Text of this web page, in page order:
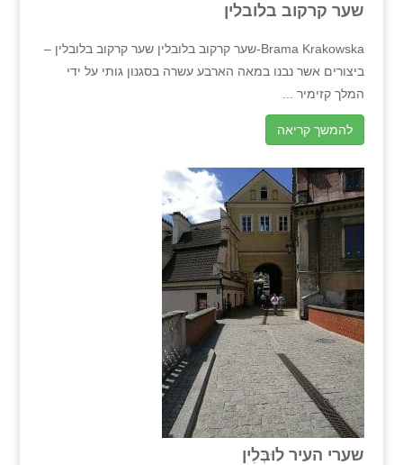
שער קרקוב בלובלין
Brama Krakowska-שער קרקוב בלובלין שער קרקוב בלובלין –
ביצורים אשר נבנו במאה הארבע עשרה בסגנון גותי על ידי
המלך קזימיר ...
להמשך קריאה
שערי העיר לוּבְּלִין